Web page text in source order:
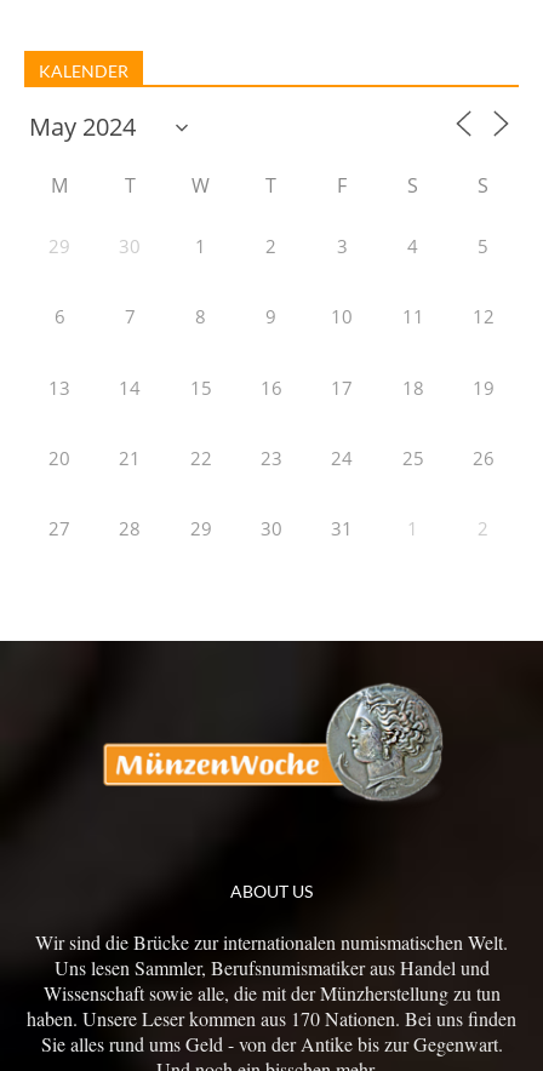
KALENDER
M T W T F S S
29 30 1 2 3 4 5
6 7 8 9 10 11 12
13 14 15 16 17 18 19
20 21 22 23 24 25 26
27 28 29 30 31 1 2
ABOUT US
Wir sind die Brücke zur internationalen numismatischen Welt.
Uns lesen Sammler, Berufsnumismatiker aus Handel und
Wissenschaft sowie alle, die mit der Münzherstellung zu tun
haben. Unsere Leser kommen aus 170 Nationen. Bei uns finden
Sie alles rund ums Geld - von der Antike bis zur Gegenwart.